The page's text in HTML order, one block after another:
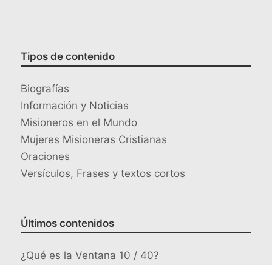
Tipos de contenido
Biografías
Información y Noticias
Misioneros en el Mundo
Mujeres Misioneras Cristianas
Oraciones
Versículos, Frases y textos cortos
Últimos contenidos
¿Qué es la Ventana 10 / 40?